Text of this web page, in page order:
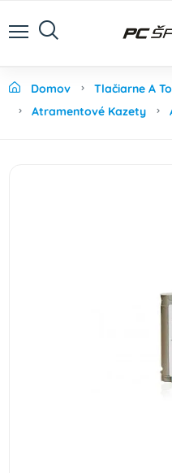
Domov Tlačiarne A
Atramentové Kazety